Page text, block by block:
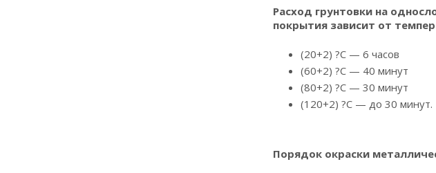
Расход грунтовки на
покрытия зависит от
(20+2) ?С — 6 часов
(60+2) ?С — 40 минут
(80+2) ?С — 30 минут
(120+2) ?С — до 30 минут.
Порядок окраски